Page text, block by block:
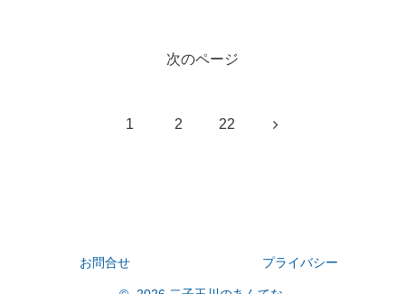
次のページ
1 2 22 次
お問合せ プライバシー